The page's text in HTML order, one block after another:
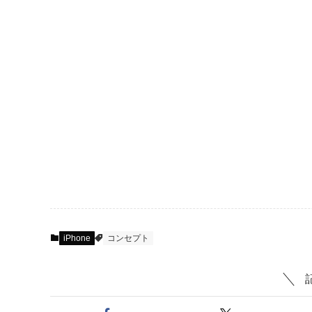
iPhone コンセプト